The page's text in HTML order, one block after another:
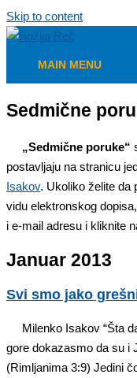
Skip to content
MAIN MENU
Sedmične
„Sedmične poruke“
postavljaju na stranicu
Isakov. Ukoliko želite da
vidu elektronskog
i e-mail adresu i kliknite
Januar 2013
Svi smo jako
Milenko Isakov “Šta
gore dokazasmo da su i
(Rimljanima 3:9) Jedini